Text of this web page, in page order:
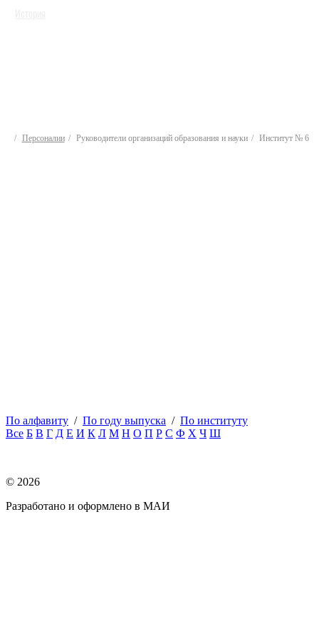
Персоналии Руководители организаций образования и науки Институт № 6
По алфавиту / По году выпуска / По институту
Все Б В Г Д Е И К Л М Н О П Р С Ф Х Ч Ш
© 2026
Разработано и оформлено в МАИ